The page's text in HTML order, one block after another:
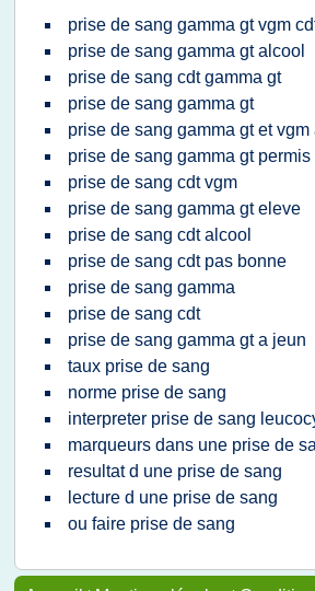
prise de sang gamma gt vgm
prise de sang gamma gt alcool
prise de sang cdt gamma gt
prise de sang gamma gt
prise de sang gamma gt et vgm
prise de sang gamma gt permis
prise de sang cdt vgm
prise de sang gamma gt eleve
prise de sang cdt alcool
prise de sang cdt pas bonne
prise de sang gamma
prise de sang cdt
prise de sang gamma gt a jeun
taux prise de sang
norme prise de sang
interpreter prise de sang
marqueurs dans une prise de
resultat d une prise de sang
lecture d une prise de sang
ou faire prise de sang